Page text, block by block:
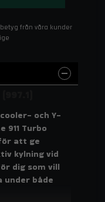
från våra kunder
och Y-
911 Turbo
att ge
kylning vid
dig som vill
både